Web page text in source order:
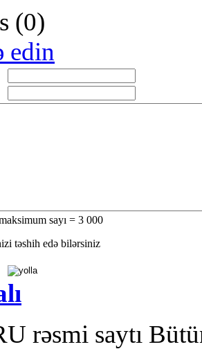
(0)
edin
sayı = 3 000
təshih edə bilərsiniz
rəsmi saytı